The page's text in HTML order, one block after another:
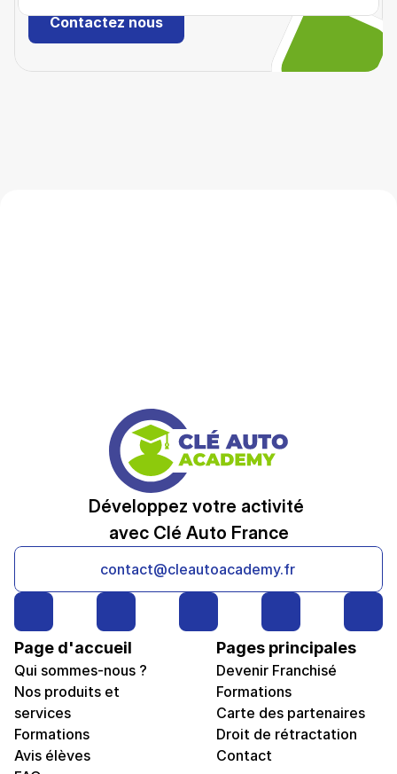
Contactez nous
Développez votre activité
avec Clé Auto France
contact@cleautoacademy.fr
Page d'accueil
Qui sommes-nous ?
Nos produits et
services
Formations
Avis élèves
Pages principales
Devenir Franchisé
Formations
Carte des partenaires
Droit de rétractation
Contact